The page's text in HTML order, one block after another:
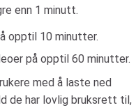
enn 1 minutt.
opptil 10 minutter.
på opptil 60 minutter.
med å laste ned
de har lovlig bruksrett til,